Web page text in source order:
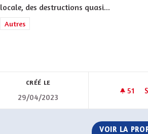
locale, des destructions quasi...
Filtrer les résultats de la catégorie : Autres
Autres
CRÉÉ LE
29/04/2023
51
VOIR LA